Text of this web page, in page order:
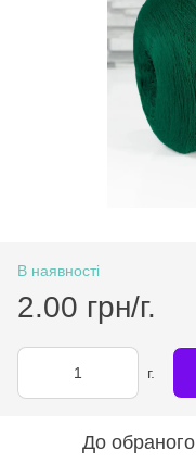
В наявності
2.00 грн/г.
г.
До обраного